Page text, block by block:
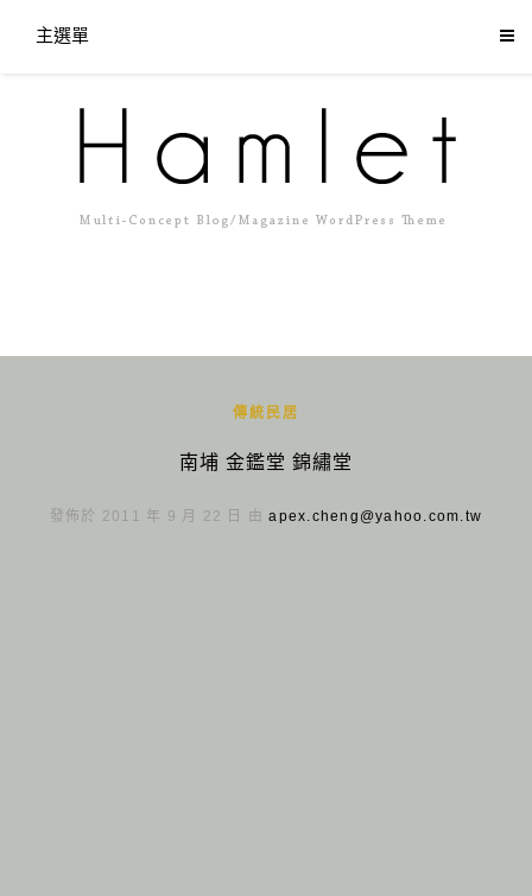
主選單
傳統民居
南埔 金鑑堂 錦繡堂
發佈於 2011 年 9 月 22 日 由apex.cheng@yahoo.com.tw